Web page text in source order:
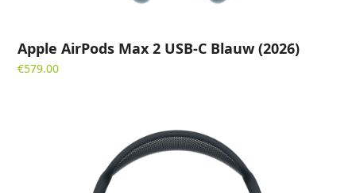
Apple AirPods Max 2 USB-C Blauw (2026)
€579.00